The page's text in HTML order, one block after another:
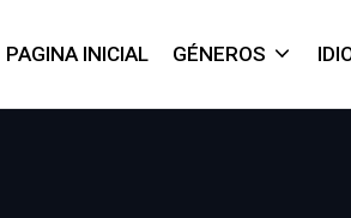
PAGINA INICIAL GÉNEROS